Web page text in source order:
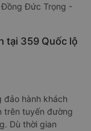
Đồng Đức Trọng -
tại 359 Quốc lộ
đảo hành khách
trên tuyến đường
Dù thời gian